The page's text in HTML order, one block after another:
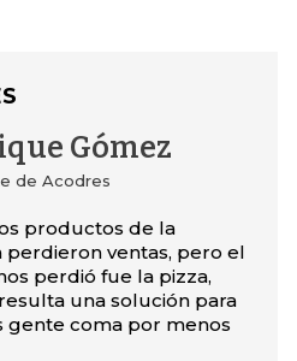
Gómez
de Acodres
productos de la
perdieron ventas, pero el
perdió fue la pizza,
una solución para
gente coma por menos